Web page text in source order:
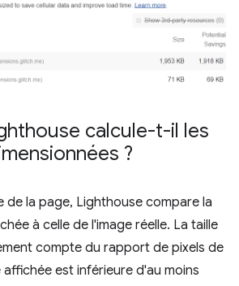
calcule-t-il les
?
de la page, Lighthouse compare la
à celle de l'image réelle. La taille
compte du rapport de pixels de
affichée est inférieure d'au moins